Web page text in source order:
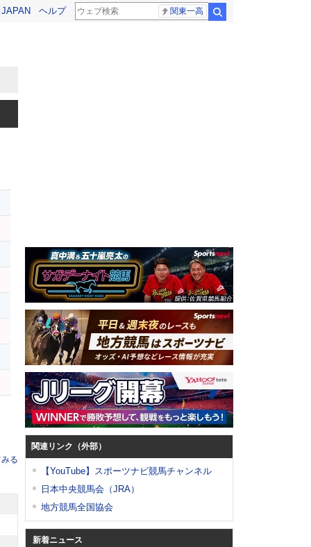
ヘルプ 関東一高
る
関連リンク（外部）
【YouTube】スポーツナビ競馬チャンネル
日本中央競馬会（JRA）
地方競馬全国協会
新着ニュース